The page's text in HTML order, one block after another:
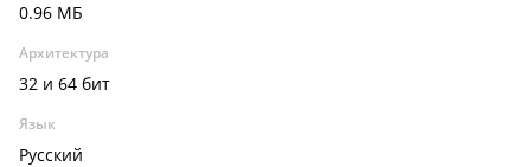
0.96 МБ
Архитектура
32 и 64 бит
Язык
Русский